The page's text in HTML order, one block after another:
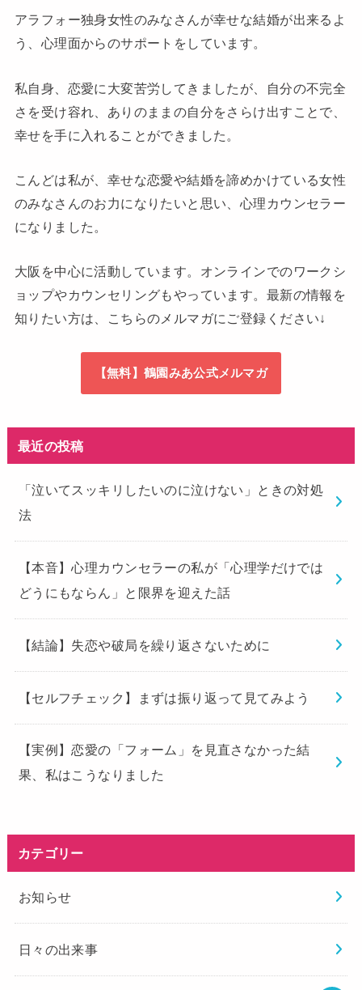
アラフォー独身女性のみなさんが幸せな結婚が出来るよ
う、心理面からのサポートをしています。
私自身、恋愛に大変苦労してきましたが、自分の不完全
さを受け容れ、ありのままの自分をさらけ出すことで、
幸せを手に入れることができました。
こんどは私が、幸せな恋愛や結婚を諦めかけている女性
のみなさんのお力になりたいと思い、心理カウンセラー
になりました。
大阪を中心に活動しています。オンラインでのワークシ
ョップやカウンセリングもやっています。最新の情報を
知りたい方は、こちらのメルマガにご登録ください↓
【無料】鶴園みあ公式メルマガ
最近の投稿
「泣いてスッキリしたいのに泣けない」ときの対処
法
【本音】心理カウンセラーの私が「心理学だけでは
どうにもならん」と限界を迎えた話
【結論】失恋や破局を繰り返さないために
【セルフチェック】まずは振り返って見てみよう
【実例】恋愛の「フォーム」を見直さなかった結
果、私はこうなりました
カテゴリー
お知らせ
日々の出来事